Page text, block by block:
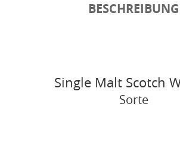
BESCHREIBUNG
Single Malt Scotch
Sorte